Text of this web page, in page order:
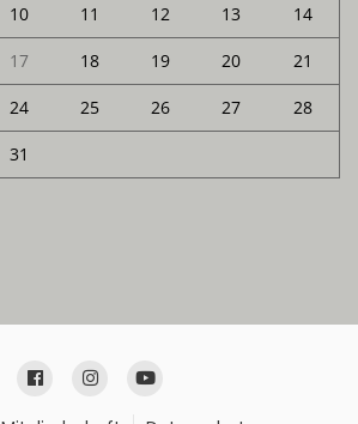
10 11 12 13 14
17 18 19 20 21
24 25 26 27 28
31